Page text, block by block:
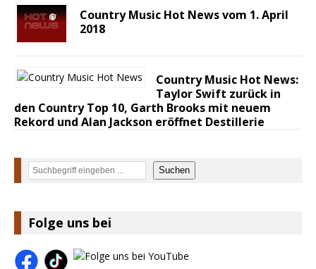
Country Music Hot News vom 1. April
2018
Country Music Hot News:
Taylor Swift zurück in
den Country Top 10, Garth Brooks mit neuem
Rekord und Alan Jackson eröffnet Destillerie
Suchen Suchen
Folge uns bei